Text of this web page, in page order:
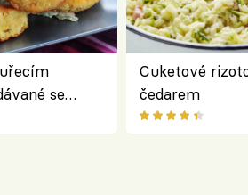
se
večeře
Cuketové
čedarem